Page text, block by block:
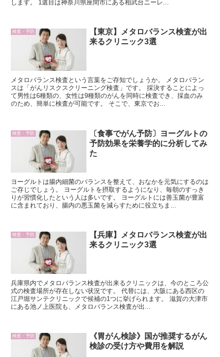
します。 1選目は神奈川県座間市にある相武台ニーレ...
検査・予防
【東京】メタロバランス検査が出
来るクリニック3選
メタロバランス検査という言葉をご存知でしょうか。 メタロバラン
スは「がんリスクスクリーニング検査」です。 採決することによっ
て男性は6種類の、女性は9種類のがんを同時に検査でき、採血のみ
のため、簡単に検査が可能です。 そこで、東京でお...
検査・予防
〔食事でがん予防〕ヨーグルトの
予防効果を栄養学的に分析してみ
た
ヨーグルトは腸内細菌のバランスを整えて、おなかを元気にするのは
ご存じでしょう。 ヨーグルトを摂取するようになり、毎朝のすっき
りが習慣化したという人は多いです。 ヨーグルトには善玉菌が豊富
に含まれており、腸内の悪玉菌を減らすために役立ちま...
検査・予防
【兵庫】メタロバランス検査が出
来るクリニック3選
兵庫県内でメタロバランス検査が出来るクリニックは、今のところ公
式の検査場所が存在しない状況です。 代替には、大阪にある西区の
江戸堀サンテクリニックで候補の1つに挙げられます。 滋賀の大津市
にある池ノ上医院も、メタロバランス検査が出...
検査・予防
《胃がん検診》国が推奨するがん
検診の受け方や費用を解説